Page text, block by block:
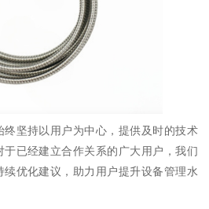
坚持以用户为中心，提供及时的技术
已经建立合作关系的广大用户，我们
优化建议，助力用户提升设备管理水